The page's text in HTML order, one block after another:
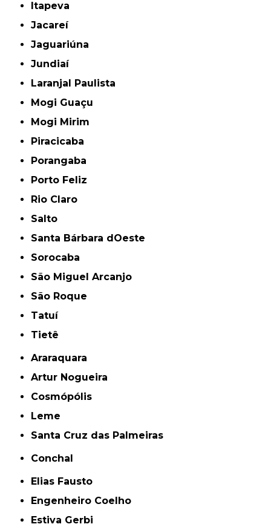
Itapeva
Jacareí
Jaguariúna
Jundiaí
Laranjal Paulista
Mogi Guaçu
Mogi Mirim
Piracicaba
Porangaba
Porto Feliz
Rio Claro
Salto
Santa Bárbara dOeste
Sorocaba
São Miguel Arcanjo
São Roque
Tatuí
Tietê
Araraquara
Artur Nogueira
Cosmópólis
Leme
Santa Cruz das Palmeiras
Conchal
Elias Fausto
Engenheiro Coelho
Estiva Gerbi